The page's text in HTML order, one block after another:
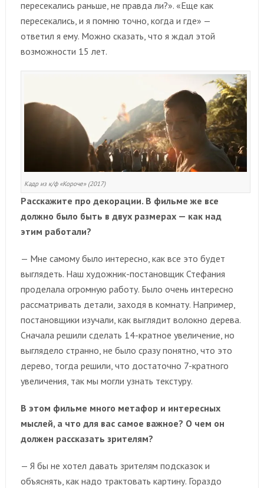
пересекались раньше, не правда ли?». «Еще как
пересекались, и я помню точно, когда и где» —
ответил я ему. Можно сказать, что я ждал этой
возможности 15 лет.
Кадр из к/ф «Короче» (2017)
Расскажите про декорации. В фильме же все
должно было быть в двух размерах — как над
этим работали?
— Мне самому было интересно, как все это будет
выглядеть. Наш художник-постановщик Стефания
проделала огромную работу. Было очень интересно
рассматривать детали, заходя в комнату. Например,
постановщики изучали, как выглядит волокно дерева.
Сначала решили сделать 14-кратное увеличение, но
выглядело странно, не было сразу понятно, что это
дерево, тогда решили, что достаточно 7-кратного
увеличения, так мы могли узнать текстуру.
В этом фильме много метафор и интересных
мыслей, а что для вас самое важное? О чем он
должен рассказать зрителям?
— Я бы не хотел давать зрителям подсказок и
объяснять, как надо трактовать картину. Гораздо